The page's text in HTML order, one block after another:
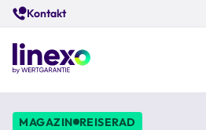
Skip
to
main
content
Kontakt
MAGAZIN REISERAD